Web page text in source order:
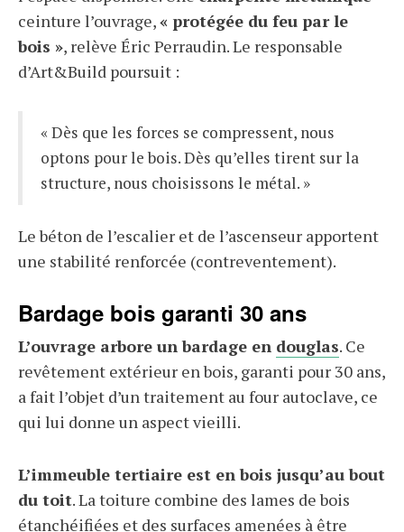
ceinture l’ouvrage,« protégée du feu par le
bois », relève Éric Perraudin. Le responsable
d’Art&Build poursuit :
« Dès que les forces se compressent, nous
optons pour le bois. Dès qu’elles tirent sur la
structure, nous choisissons le métal. »
Le béton de l’escalier et de l’ascenseur apportent
une stabilité renforcée (contreventement).
Bardage bois garanti 30 ans
L’ouvrage arbore un bardage en douglas. Ce
revêtement extérieur en bois, garanti pour 30 ans,
a fait l’objet d’un traitement au four autoclave, ce
qui lui donne un aspect vieilli.
L’immeuble tertiaire est en bois jusqu’au bout
du toit. La toiture combine des lames de bois
étanchéifiées et des surfaces amenées à être